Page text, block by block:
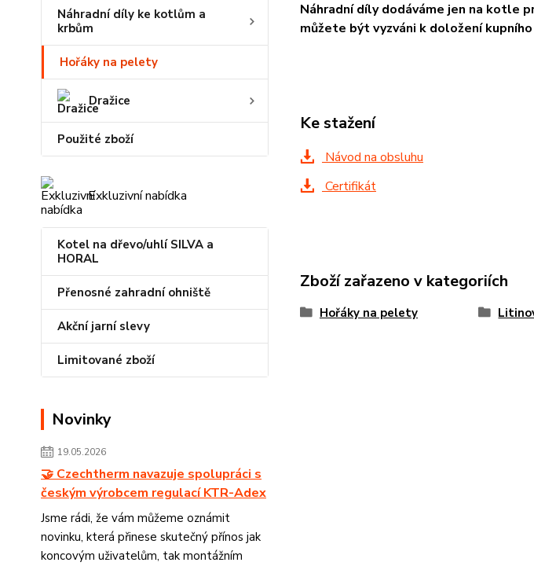
Náhradní díly ke kotlům a
krbům
Hořáky na pelety
Dražice
Použité zboží
Exkluzivní nabídka
Kotel na dřevo/uhlí SILVA a
HORAL
Přenosné zahradní ohniště
Akční jarní slevy
Limitované zboží
Novinky
19.05.2026
🤝 Czechtherm navazuje spolupráci s
českým výrobcem regulací KTR-Adex
Jsme rádi, že vám můžeme oznámit
novinku, která přinese skutečný přínos jak
koncovým uživatelům, tak montážním
Náhradní díly dodáváme jen na kotle
můžete být vyzváni k doložení
Ke stažení
Návod na obsluhu
Certifikát
Zboží zařazeno v kategoriích
Hořáky na pelety